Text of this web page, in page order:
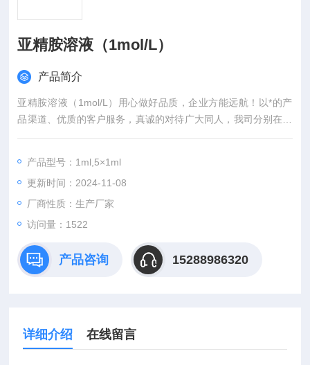
亚精胺溶液（1mol/L）
产品简介
亚精胺溶液（1mol/L）用心做好品质，企业方能远航！以*的产
品渠道、优质的客户服务，真诚的对待广大同人，我司分别在上
海、武汉，等城市设有专业实验室，竭诚服务每位科研工作者。
产品型号：1ml,5×1ml
更新时间：2024-11-08
厂商性质：生产厂家
访问量：1522
产品咨询 15288986320
详细介绍 在线留言